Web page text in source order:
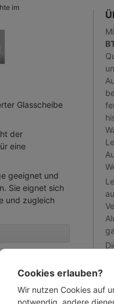
im
Glasscheibe
der
eine
geeignet und
Sie eignet sich
und zugleich
Cookies erlauben?
Wir nutzen Cookies auf
notwendig, andere